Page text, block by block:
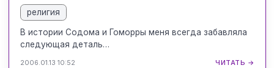
религия
В истории Содома и Гоморры меня всегда забавляла
следующая деталь…
2006.01.13 10:52 ЧИТАТЬ →